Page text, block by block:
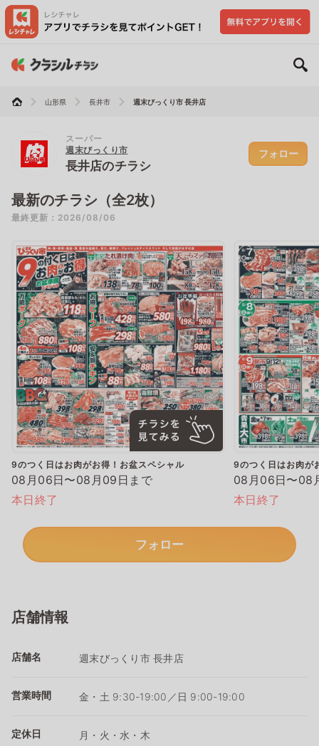
山形県 長井市 週末びっくり市 長井店
スーパー
週末びっくり市
長井店のチラシ
フォロー
最新のチラシ（全2枚）
最終更新：2026/08/06
9のつく日はお肉がお得！お盆スペシャル
08月06日〜08月09日まで
本日終了
9のつく日はお肉が
08月06日〜08
本日終了
フォロー
店舗情報
店舗名 週末びっくり市 長井店
営業時間 金・土 9:30-19:00／日 9:00-19:00
定休日 月・火・水・木